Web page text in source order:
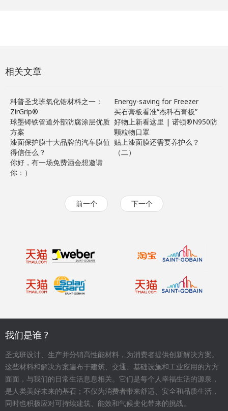
相关文章
科普圣戈班氧化锆材料之一：
ZirGrip®
球墨铸铁管道外部防腐涂层优质
方案
漆面保护膜十大品牌的汽车膜值
得信任么？
你好，有一场免费酒会想邀请
你：）
Energy-saving for Freezer
买石膏板看准“杰科石膏板”
好物上新看这里 | 诺顿®N950防
颗粒物口罩
贴上漆面膜还需要养护么？
（二）
前一个 下一个
我们是谁 ?
圣戈班设计、生产并分销高性能材料，为消费者提供创新解决方案。
这些材料和解决方案遍布于建筑、交通、基础设施和工业应用的方方
面面，与我们的日常生活息息相关。它们是每个人幸福生活的源泉，
是人类美好未来的基石；不仅为消费者带来舒适、安全和品质生活，
同时也积极应对可持续建筑、能效和气候变化带来的挑战。